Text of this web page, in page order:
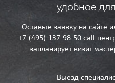
удобное
Оставьте заявку на сайте
+7 (495) 137-98-50 call-
запланирует визит
Выезд